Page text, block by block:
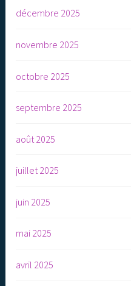
décembre 2025
novembre 2025
octobre 2025
septembre 2025
août 2025
juillet 2025
juin 2025
mai 2025
avril 2025